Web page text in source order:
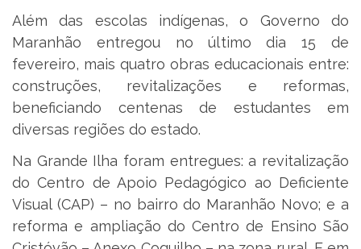
Além das escolas indígenas, o Governo do
Maranhão entregou no último dia 15 de
fevereiro, mais quatro obras educacionais entre:
construções, revitalizações e reformas,
beneficiando centenas de estudantes em
diversas regiões do estado.
Na Grande Ilha foram entregues: a revitalização
do Centro de Apoio Pedagógico ao Deficiente
Visual (CAP) – no bairro do Maranhão Novo; e a
reforma e ampliação do Centro de Ensino São